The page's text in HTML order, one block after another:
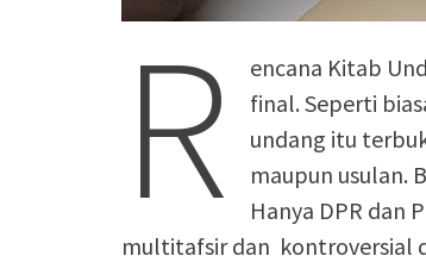
R
encana Kitab
final. Seperti
undang itu
maupun usulan.
Hanya DPR dan
multitafsir dan kontroversial